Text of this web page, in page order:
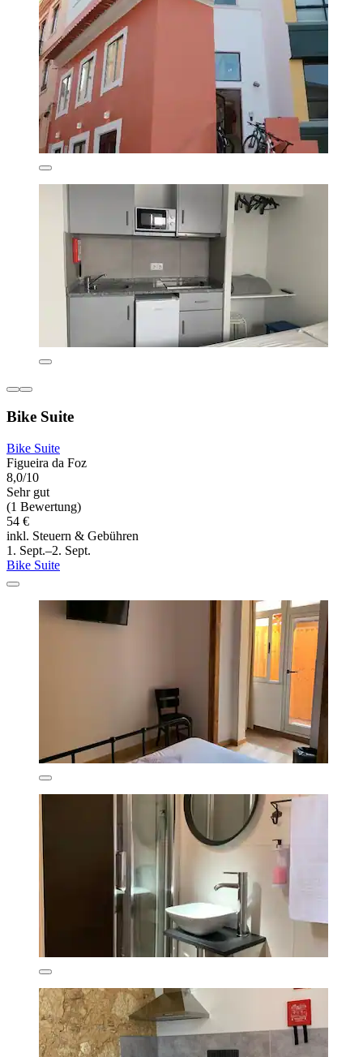
Bike Suite
Bike Suite
Figueira da Foz
8,0/10
Sehr gut
(1 Bewertung)
54 €
inkl. Steuern & Gebühren
1. Sept.–2. Sept.
Bike Suite